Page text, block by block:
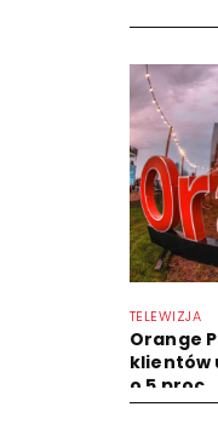
TELEWIZJA
Orange
klientów
o 5 proc.